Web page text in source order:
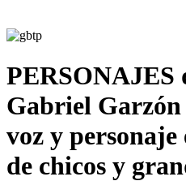
PERSONAJES
Gabriel
voz y personaje
de chicos y